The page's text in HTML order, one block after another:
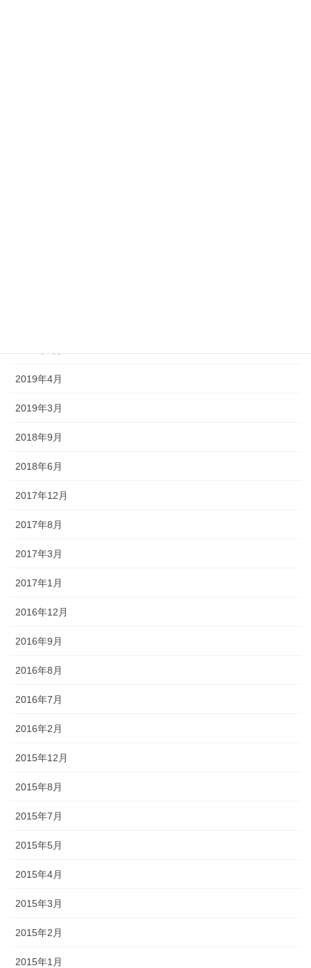
2019年4月
2019年3月
2018年9月
2018年6月
2017年12月
2017年8月
2017年3月
2017年1月
2016年12月
2016年9月
2016年8月
2016年7月
2016年2月
2015年12月
2015年8月
2015年7月
2015年5月
2015年4月
2015年3月
2015年2月
2015年1月